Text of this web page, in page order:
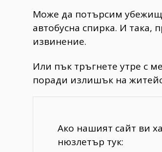
Може да потърсим
автобусна спирка. И така,
извинение.
Или пък тръгнете утре с
поради излишък на
Ако нашият сайт ви
нюзлетър тук: